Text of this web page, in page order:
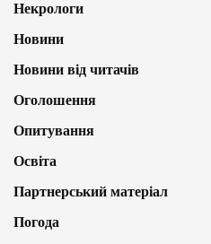
Некрологи
Новини
Новини від читачів
Оголошення
Опитування
Освіта
Партнерський матеріал
Погода